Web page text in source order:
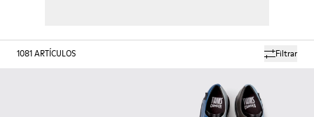
Filtrar
1081ARTÍCULOS